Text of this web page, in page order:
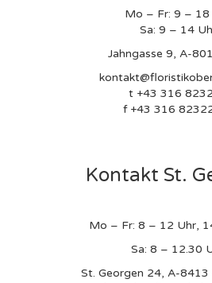
Mo – Fr: 9 – 18
Sa: 9 – 14
Jahngasse 9, A-
t +43 316
f +43 316
Kontakt St.
Mo – Fr: 8 – 12 Uhr,
Sa: 8 – 12.30
St. Georgen 24, A-8413